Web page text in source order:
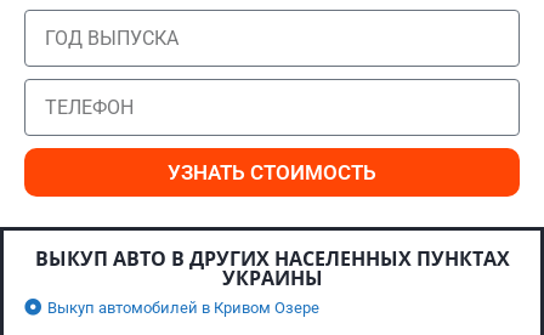
УЗНАТЬ СТОИМОСТЬ
ВЫКУП АВТО В ДРУГИХ НАСЕЛЕННЫХ ПУНКТАХ
УКРАИНЫ
Выкуп автомобилей в Кривом Озере